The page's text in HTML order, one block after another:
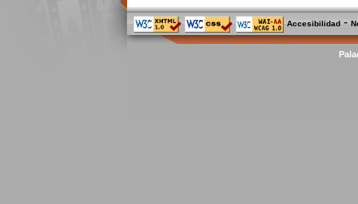
Accesibilidad -